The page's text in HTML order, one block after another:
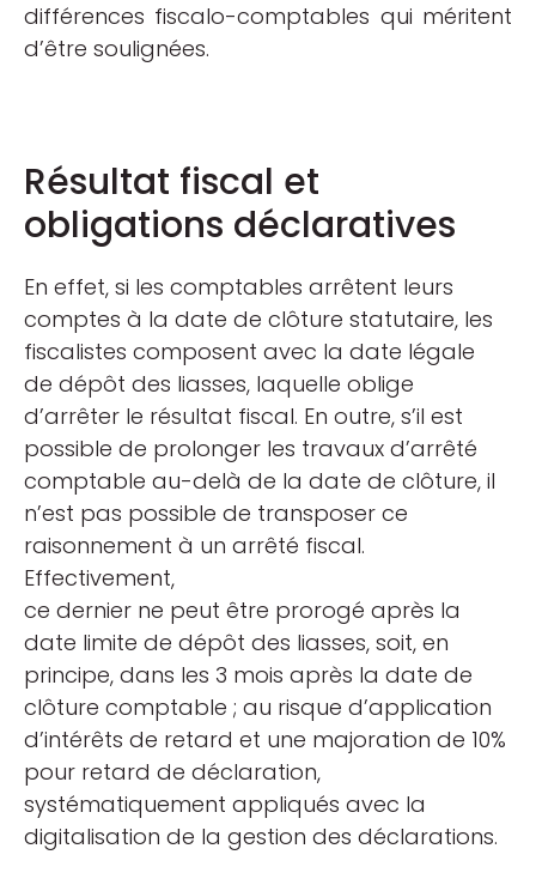
différences fiscalo-comptables qui méritent
d’être soulignées.
Résultat fiscal et
obligations déclaratives
En effet, si les comptables arrêtent leurs
comptes à la date de clôture statutaire, les
fiscalistes composent avec la date légale
de dépôt des liasses, laquelle oblige
d’arrêter le résultat fiscal. En outre, s’il est
possible de prolonger les travaux d’arrêté
comptable au-delà de la date de clôture, il
n’est pas possible de transposer ce
raisonnement à un arrêté fiscal.
Effectivement,
ce dernier ne peut être prorogé après la
date limite de dépôt des liasses, soit, en
principe, dans les 3 mois après la date de
clôture comptable ; au risque d’application
d’intérêts de retard et une majoration de 10%
pour retard de déclaration,
systématiquement appliqués avec la
digitalisation de la gestion des déclarations.